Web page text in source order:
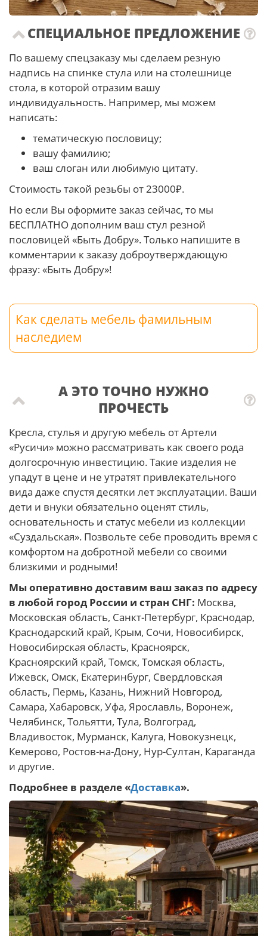
СПЕЦИАЛЬНОЕ ПРЕДЛОЖЕНИЕ
По вашему спецзаказу мы сделаем резную
надпись на спинке стула или на столешнице
стола, в которой отразим вашу
индивидуальность. Например, мы можем
написать:
тематическую пословицу;
вашу фамилию;
ваш слоган или любимую цитату.
Стоимость такой резьбы от 23000₽.
Но если Вы оформите заказ сейчас, то мы
БЕСПЛАТНО дополним ваш стул резной
пословицей «Быть Добру». Только напишите в
комментарии к заказу доброутверждающую
фразу: «Быть Добру»!
Как сделать мебель фамильным
наследием
А ЭТО ТОЧНО НУЖНО
ПРОЧЕСТЬ
Кресла, стулья и другую мебель от Артели
«Русичи» можно рассматривать как своего рода
долгосрочную инвестицию. Такие изделия не
упадут в цене и не утратят привлекательного
вида даже спустя десятки лет эксплуатации. Ваши
дети и внуки обязательно оценят стиль,
основательность и статус мебели из коллекции
«Суздальская». Позвольте себе проводить время с
комфортом на добротной мебели со своими
близкими и родными!
Мы оперативно доставим ваш заказ по адресу
в любой город России и стран СНГ: Москва,
Московская область, Санкт-Петербург, Краснодар,
Краснодарский край, Крым, Сочи, Новосибирск,
Новосибирская область, Красноярск,
Красноярский край, Томск, Томская область,
Ижевск, Омск, Екатеринбург, Свердловская
область, Пермь, Казань, Нижний Новгород,
Самара, Хабаровск, Уфа, Ярославль, Воронеж,
Челябинск, Тольятти, Тула, Волгоград,
Владивосток, Мурманск, Калуга, Новокузнецк,
Кемерово, Ростов-на-Дону, Нур-Султан, Караганда
и другие.
Подробнее в разделе «Доставка».